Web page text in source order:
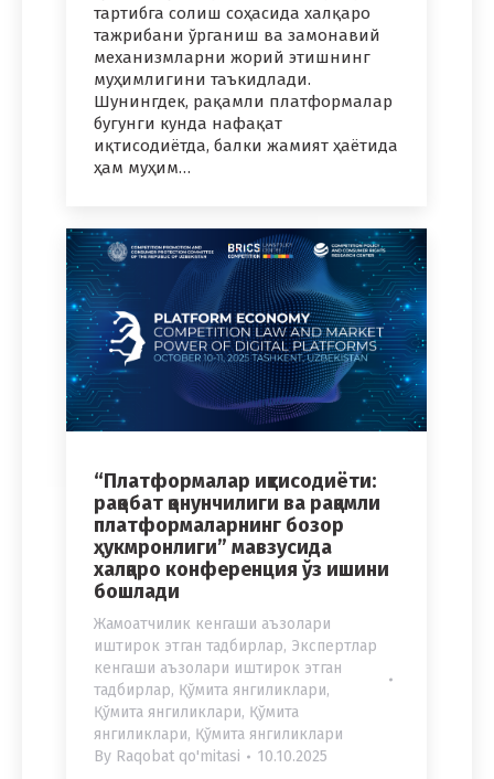
тартибга солиш соҳасида халқаро
тажрибани ўрганиш ва замонавий
механизмларни жорий этишнинг
муҳимлигини таъкидлади.
Шунингдек, рақамли платформалар
бугунги кунда нафақат
иқтисодиётда, балки жамият ҳаётида
ҳам муҳим…
“Платформалар иқтисодиёти:
рақобат қонунчилиги ва рақамли
платформаларнинг бозор
ҳукмронлиги” мавзусида
халқаро конференция ўз ишини
бошлади
Жамоатчилик кенгаши аъзолари
иштирок этган тадбирлар, Экспертлар
кенгаши аъзолари иштирок этган
тадбирлар, Қўмита янгиликлари,
Қўмита янгиликлари, Қўмита
янгиликлари, Қўмита янгиликлари
By Raqobat qo'mitasi 10.10.2025